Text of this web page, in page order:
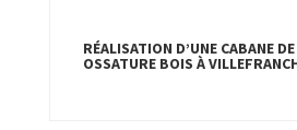
RÉALISATION D’UNE CABANE
OSSATURE BOIS À